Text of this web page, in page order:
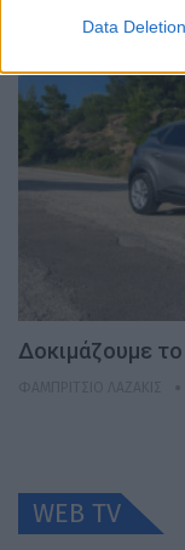
Data Deletion
Δοκιμάζουμε
WEB TV